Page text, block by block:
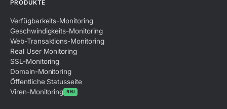
PRODUKTE
Verfügbarkeits-Monitoring
Geschwindigkeits-Monitoring
Web-Transaktions-Monitoring
Real User Monitoring
SSL-Monitoring
Domain-Monitoring
Öffentliche Statusseite
Viren-Monitoring NEU